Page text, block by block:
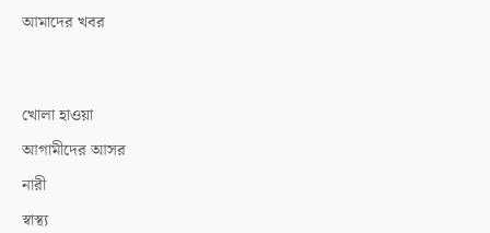
আমাদের খবর
খোলা হাওয়া
আগামীদের আসর
নারী
স্বাস্থ্য